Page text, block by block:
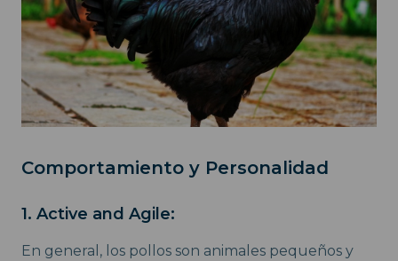
Comportamiento y Personalidad
1. Active and Agile:
En general, los pollos son animales pequeños y